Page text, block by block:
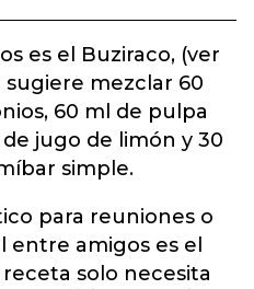
es el Buziraco, (ver
sugiere mezclar 60
60 ml de pulpa
jugo de limón y 30
simple.
para reuniones o
amigos es el
solo necesita